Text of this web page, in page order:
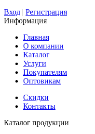
Вход | Регистрация
Информация
Главная
О компании
Каталог
Услуги
Покупателям
Оптовикам
Скидки
Контакты
Каталог продукции